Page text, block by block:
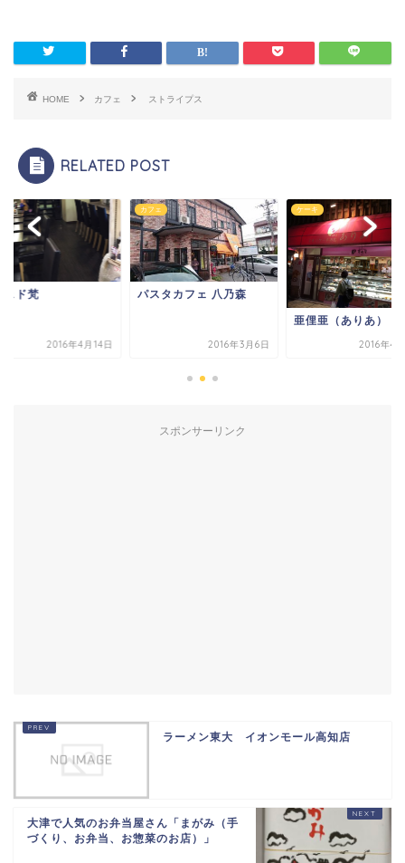
HOME カフェ ストライプス
RELATED POST
ェド梵
2016年4月14日
カフェ
パスタカフェ 八乃森
2016年3月6日
ケーキ
亜俚亜（ありあ）
2016年4
スポンサーリンク
ラーメン東大 イオンモール高知店
大津で人気のお弁当屋さん「まがみ（手
づくり、お弁当、お惣菜のお店）」